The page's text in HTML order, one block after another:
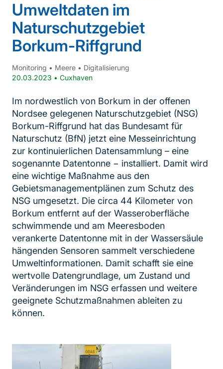
Umweltdaten im
Naturschutzgebiet
Borkum-Riffgrund
Monitoring • Meere • Digitalisierung
20.03.2023 • Cuxhaven
Im nordwestlich von Borkum in der offenen
Nordsee gelegenen Naturschutzgebiet (NSG)
Borkum-Riffgrund hat das Bundesamt für
Naturschutz (BfN) jetzt eine Messeinrichtung
zur kontinuierlichen Datensammlung – eine
sogenannte Datentonne − installiert. Damit wird
eine wichtige Maßnahme aus den
Gebietsmanagementplänen zum Schutz des
NSG umgesetzt. Die circa 44 Kilometer von
Borkum entfernt auf der Wasseroberfläche
schwimmende und am Meeresboden
verankerte Datentonne mit in der Wassersäule
hängenden Sensoren sammelt verschiedene
Umweltinformationen. Damit schafft sie eine
wertvolle Datengrundlage, um Zustand und
Veränderungen im NSG erfassen und weitere
geeignete Schutzmaßnahmen ableiten zu
können.